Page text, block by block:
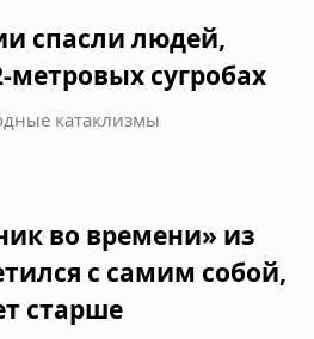
спасли людей,
метровых сугробах
катаклизмы
во времени» из
с самим собой,
старше